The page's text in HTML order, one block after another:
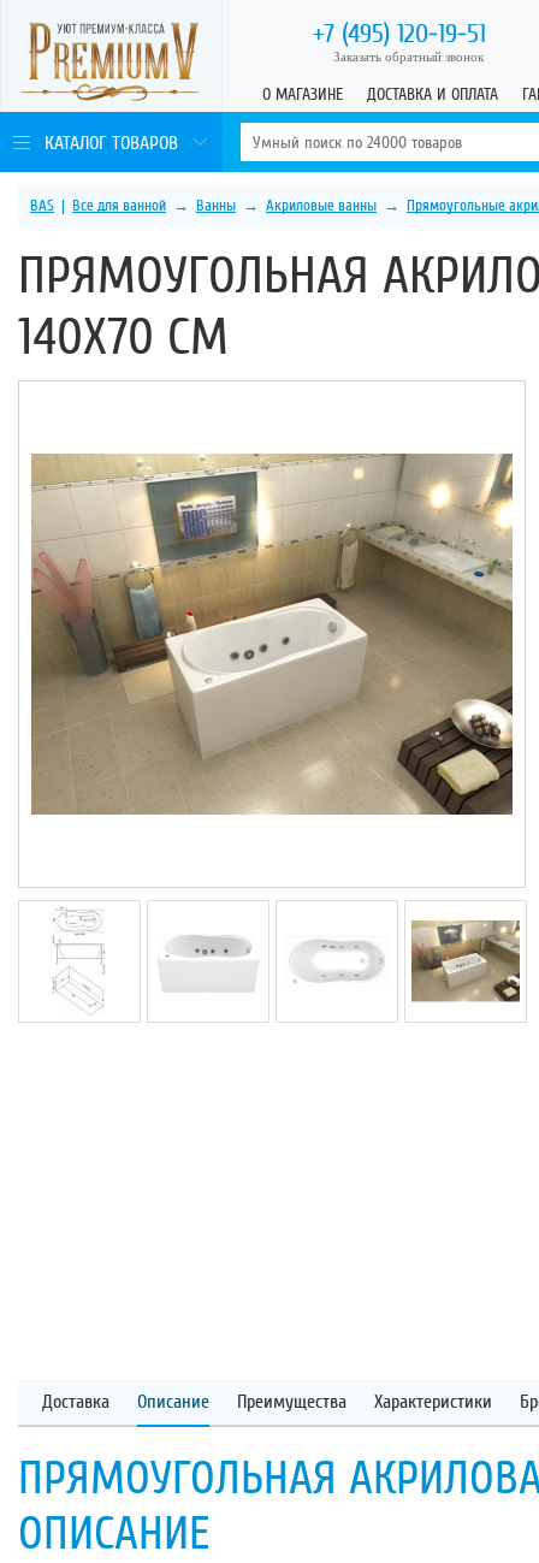
+7 (495) 120-19-51
Заказать обратный звонок
О МАГАЗИНЕ ДОСТАВКА И ОПЛАТА
КАТАЛОГ ТОВАРОВ
BAS | Все для ванной → Ванны → Акриловые ванны → Прямоугольные
ПРЯМОУГОЛЬНАЯ
140Х70 СМ
Доставка Описание Преимущества Характеристики
ПРЯМОУГОЛЬНАЯ
ОПИСАНИЕ